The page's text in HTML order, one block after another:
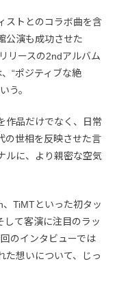
ストとのコラボ曲を含
公演も成功させた
リースの2ndアルバム
“ポジティブな絶
う。
作品だけでなく、日常
の世相を反映させた言
ルに、より親密な空気
TiMTといった初タッ
て客演に注目のラッ
のインタビューでは
た想いについて、じっ